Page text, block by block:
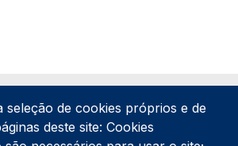
seleção de cookies próprios e de
deste site: Cookies